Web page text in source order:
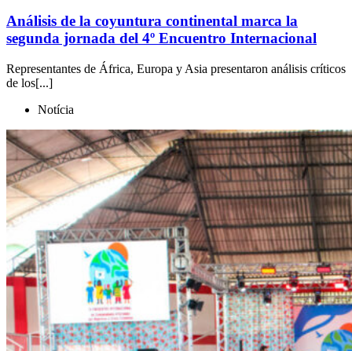
Análisis de la coyuntura continental marca la
segunda jornada del 4º Encuentro Internacional
Representantes de África, Europa y Asia presentaron análisis críticos
de los[...]
Notícia